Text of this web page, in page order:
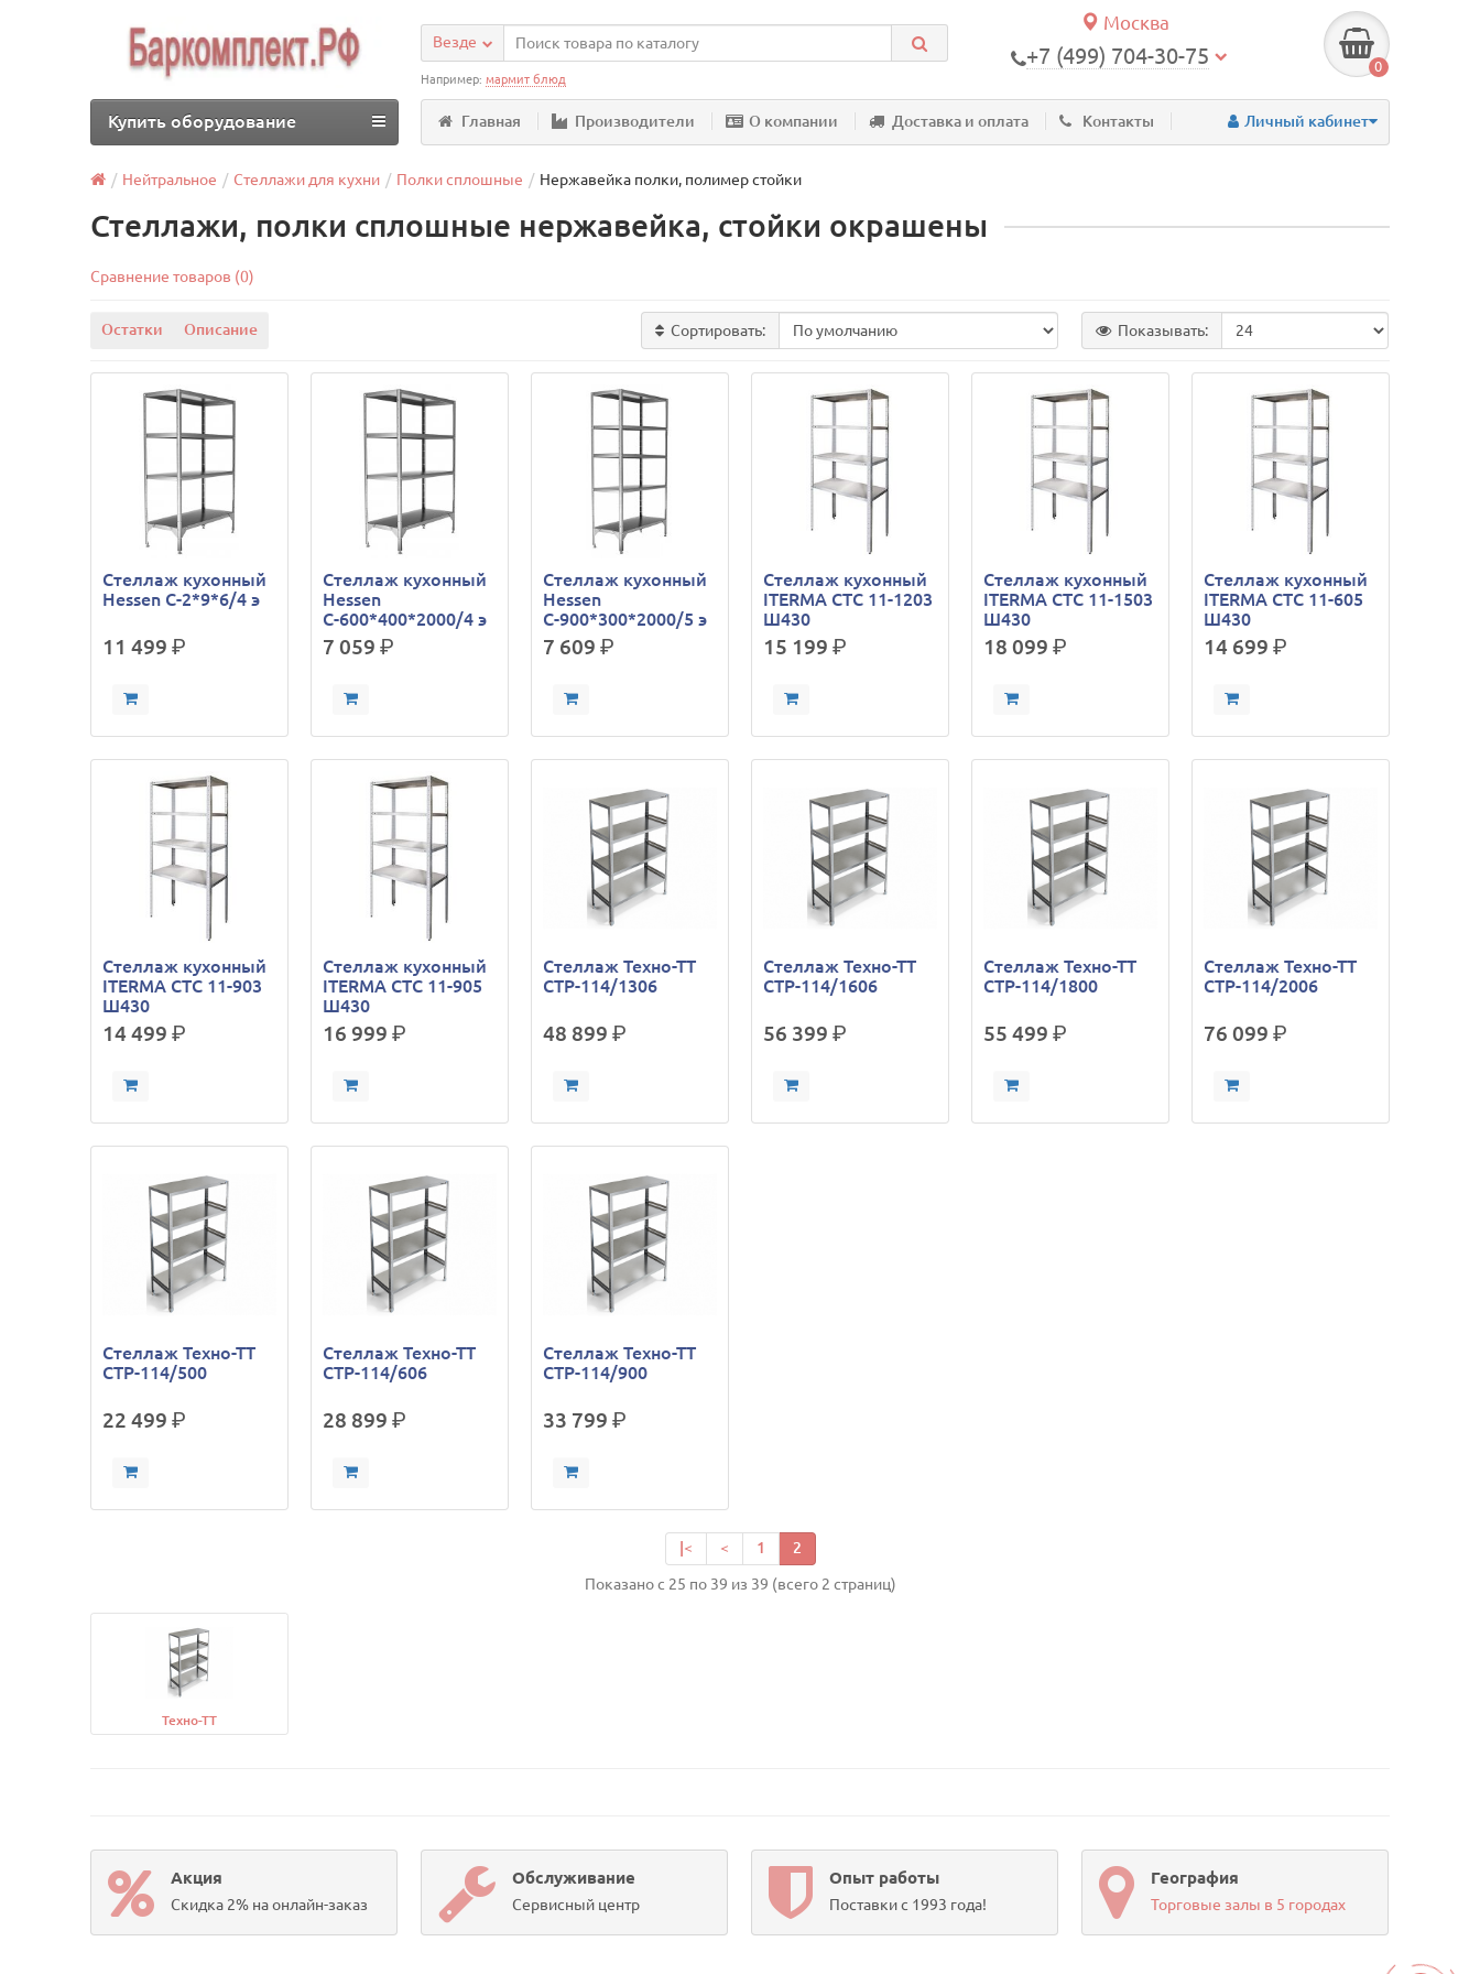
Москва
+7 (499) 704-30-75 0
Везде
Например:мармит блюд
Главная Производители О компании Доставка и оплата Контакты Личный кабинет
Купить оборудование
Нейтральное Стеллажи для кухни Полки сплошные Нержавейка полки, полимер стойки
Стеллажи, полки сплошные нержавейка, стойки окрашены
Сравнение товаров (0)
Остатки Описание Сортировать: Показывать:
Стеллаж кухонный
Hessen С-2*9*6/4 э
11 499р.
Стеллаж кухонный
Hessen
С-600*400*2000/4 э
7 059р.
Стеллаж кухонный
Hessen
С-900*300*2000/5 э
7 609р.
Стеллаж кухонный
ITERMA СТС 11-1203
Ш430
15 199 р.
Стеллаж кухонный
ITERMA СТС 11-1503
Ш430
18 099 р.
Стеллаж кухонный
ITERMA СТС 11-605
Ш430
14 699 р.
Стеллаж кухонный
ITERMA СТС 11-903
Ш430
14 499р.
Стеллаж кухонный
ITERMA СТС 11-905
Ш430
16 999р.
Стеллаж Техно-ТТ
СТР-114/1306
48 899р.
Стеллаж Техно-ТТ
СТР-114/1606
56 399 р.
Стеллаж Техно-ТТ
СТР-114/1800
55 499 р.
Стеллаж Техно-ТТ
СТР-114/2006
76 099 р.
Стеллаж Техно-ТТ
СТР-114/500
22 499р.
Стеллаж Техно-ТТ
СТР-114/606
28 899р.
Стеллаж Техно-ТТ
СТР-114/900
33 799р.
|< < 1 2
Показано с 25 по 39 из 39 (всего 2 страниц)
Техно-ТТ
Акция
Скидка 2% на онлайн-заказ
Обслуживание
Сервисный центр
Опыт работы
Поставки с 1993 года!
География
Торговые залы в 5 городах